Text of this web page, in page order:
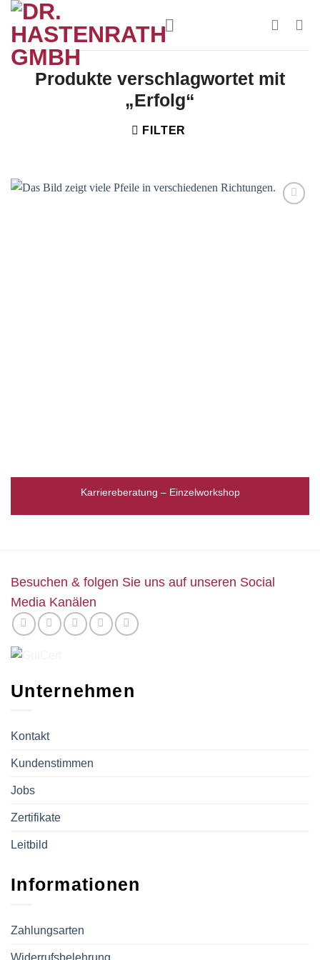
Zum
Inhalt
springen
Produkte verschlagwortet mit
„Erfolg“
FILTER
Karriereberatung – Einzelworkshop
Besuchen & folgen Sie uns auf unseren Social
Media Kanälen
Unternehmen
Kontakt
Kundenstimmen
Jobs
Zertifikate
Leitbild
Informationen
Zahlungsarten
Widerrufsbelehrung